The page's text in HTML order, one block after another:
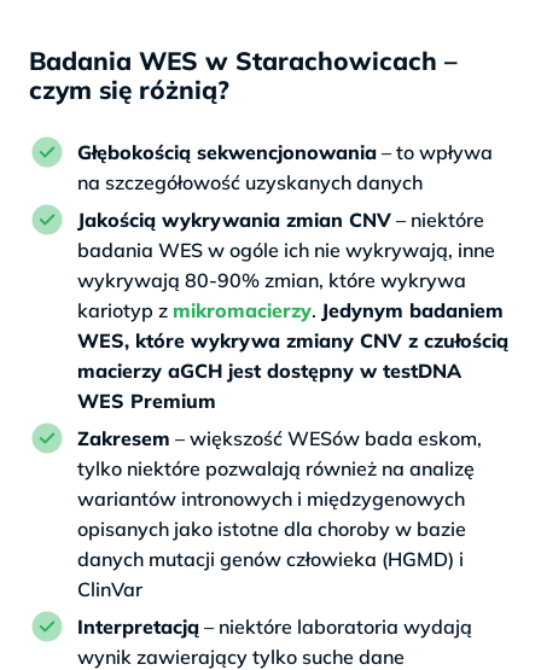
Badania WES w Starachowicach –
czym się różnią?
Głębokością sekwencjonowania – to wpływa
na szczegółowość uzyskanych danych
Jakością wykrywania zmian CNV – niektóre
badania WES w ogóle ich nie wykrywają, inne
wykrywają 80-90% zmian, które wykrywa
kariotyp z mikromacierzy. Jedynym badaniem
WES, które wykrywa zmiany CNV z czułością
macierzy aGCH jest dostępny w testDNA
WES Premium
Zakresem – większość WESów bada eskom,
tylko niektóre pozwalają również na analizę
wariantów intronowych i międzygenowych
opisanych jako istotne dla choroby w bazie
danych mutacji genów człowieka (HGMD) i
ClinVar
Interpretacją – niektóre laboratoria wydają
wynik zawierający tylko suche dane